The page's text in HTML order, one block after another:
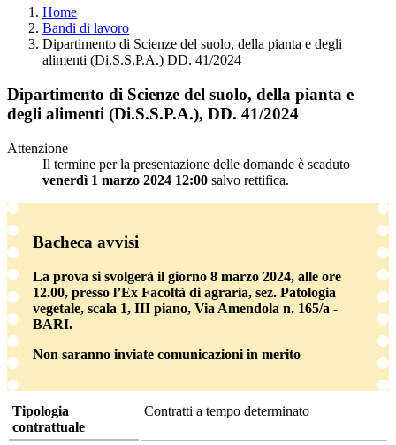
Home
Bandi di lavoro
Dipartimento di Scienze del suolo, della pianta e degli
alimenti (Di.S.S.P.A.) DD. 41/2024
Dipartimento di Scienze del suolo, della pianta e
degli alimenti (Di.S.S.P.A.), DD. 41/2024
Attenzione
Il termine per la presentazione delle domande è scaduto
venerdì 1 marzo 2024 12:00 salvo rettifica.
Bacheca avvisi
La prova si svolgerà il giorno 8 marzo 2024, alle ore
12.00, presso l’Ex Facoltà di agraria, sez. Patologia
vegetale, scala 1, III piano, Via Amendola n. 165/a -
BARI.
Non saranno inviate comunicazioni in merito
Tipologia
contrattuale
Contratti a tempo determinato